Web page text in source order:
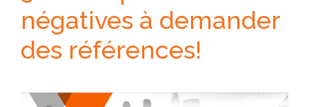
négatives à demander
des références!